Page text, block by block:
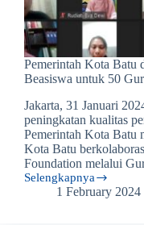
Pemerintah Kota Batu
Beasiswa untuk 50
Jakarta, 31 Januari
peningkatan kualitas
Pemerintah Kota Batu
Kota Batu
Foundation melalui
Selengkapnya
Pemerintah
1 February 2024